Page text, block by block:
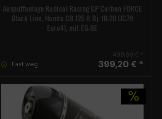
Auspuffanlage Radical Racing GP Carbon FORCE
Black Line, Honda CB 125 R Bj. 18-20 (JC79
Euro4), mit EG-BE
Fast weg
499,00 € *
399,20 € *